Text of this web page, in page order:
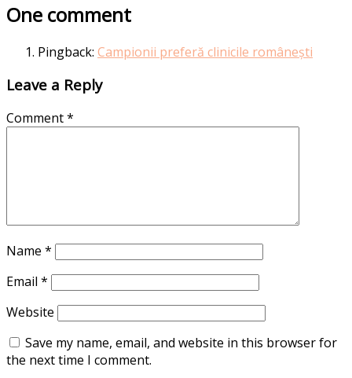
One comment
Pingback: Campionii preferă clinicile românești
Leave a Reply
Comment*
Name *
Email *
Website
Save my name, email, and website in this browser for
the next time I comment.